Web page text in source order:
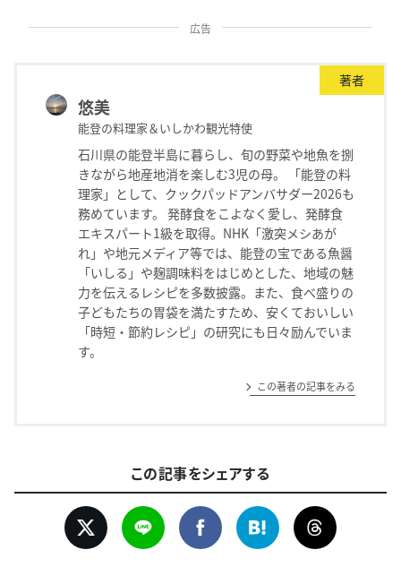
広告
著者
悠美
能登の料理家＆いしかわ観光特使
石川県の能登半島に暮らし、旬の野菜や地魚を捌
きながら地産地消を楽しむ3児の母。 「能登の料
理家」として、クックパッドアンバサダー2026も
務めています。 発酵食をこよなく愛し、発酵食
エキスパート1級を取得。NHK「激突メシあが
れ」や地元メディア等では、能登の宝である魚醤
「いしる」や麹調味料をはじめとした、地域の魅
力を伝えるレシピを多数披露。また、食べ盛りの
子どもたちの胃袋を満たすため、安くておいしい
「時短・節約レシピ」の研究にも日々励んでいま
す。
この著者の記事をみる
この記事をシェアする